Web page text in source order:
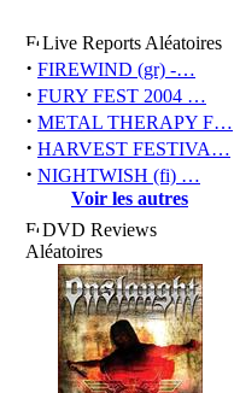
Live Reports Aléatoires
· FIREWIND (gr) -…
· FURY FEST 2004 …
· METAL THERAPY F…
· HARVEST FESTIVA…
· NIGHTWISH (fi) …
Voir les autres
DVD Reviews
Aléatoires